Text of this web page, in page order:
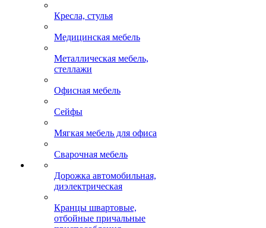
Кресла, стулья
Медицинская мебель
Металлическая мебель,
стеллажи
Офисная мебель
Сейфы
Мягкая мебель для офиса
Сварочная мебель
Дорожка автомобильная,
диэлектрическая
Кранцы швартовые,
отбойные причальные